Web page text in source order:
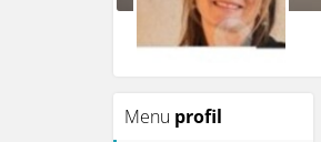
Menu profil